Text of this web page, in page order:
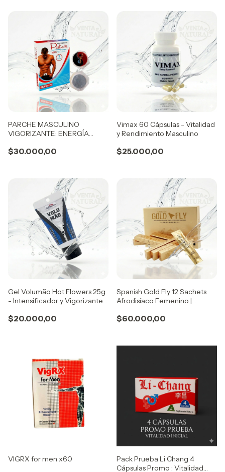
PARCHE MASCULINO
VIGORIZANTE: ENERGÍA
$30.000,00
Vimax 60 Cápsulas - Vitalidad
y Rendimiento Masculino
$25.000,00
Gel Volumão Hot Flowers 25g
- Intensificador y Vigorizante
$20.000,00
Spanish Gold Fly 12 Sachets
Afrodisíaco Femenino |
Sensibilidad
$60.000,00
VIGRX for men x60
Pack Prueba Li Chang 4
Cápsulas Promo : Vitalidad